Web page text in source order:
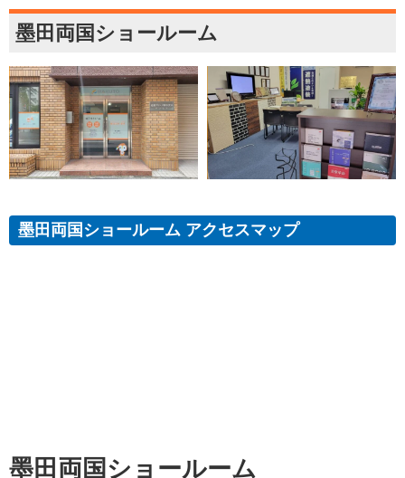
墨田両国ショールーム
墨田両国ショールーム アクセスマップ
墨田両国ショールーム